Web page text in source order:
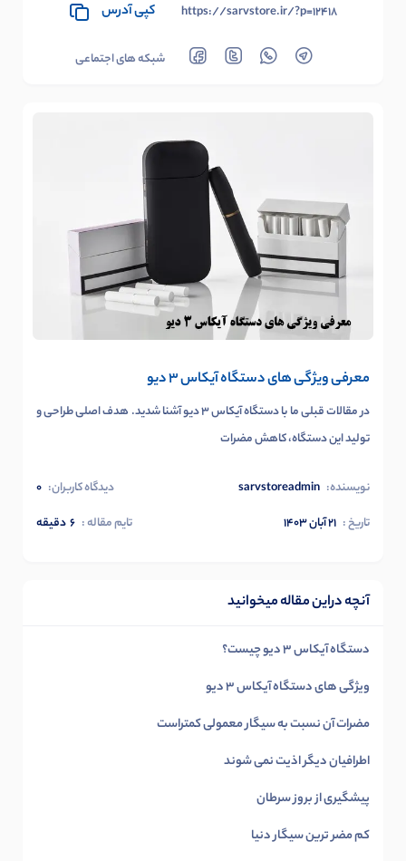
معرفی ویژگی های دستگاه آیکاس 3 دیو
در مقالات قبلی ما با دستگاه آیکاس 3 دیو آشنا شدید. هدف اصلی طراحی و
تولید این دستگاه، کاهش مضرات
نویسنده: sarvstoreadmin دیدگاه کاربران: 0
تاریخ : ۲۱ آبان ۱۴۰۳ تایم مقاله : 6دقیقه
آنچه دراین مقاله میخوانید
دستگاه آیکاس 3 دیو چیست؟
ویژگی های دستگاه آیکاس 3 دیو
مضرات آن نسبت به سیگار معمولی کمتراست
اطرافیان دیگر اذیت نمی شوند
پیشگیری از بروز سرطان
کم مضر ترین سیگار دنیا
https://sarvstore.ir/?p=12418
کپی آدرس
شبکه های اجتماعی